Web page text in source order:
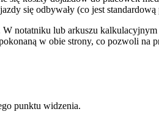
się odbywały (co jest
notatniku lub arkuszu
w obie strony, co pozwoli
punktu widzenia.